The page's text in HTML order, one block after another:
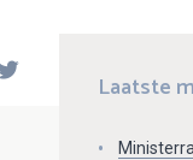
Laatste